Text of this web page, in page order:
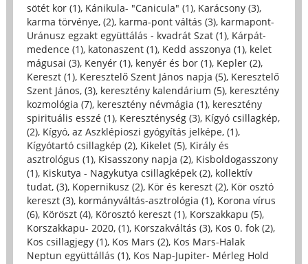
sötét kor (1), Kánikula- "Canicula" (1), Karácsony (3),
karma törvénye, (2), karma-pont váltás (3), karmapont-
Uránusz egzakt együttálás - kvadrát Szat (1), Kárpát-
medence (1), katonaszent (1), Kedd asszonya (1), kelet
mágusai (3), Kenyér (1), kenyér és bor (1), Kepler (2),
Kereszt (1), Keresztelő Szent János napja (5), Keresztelő
Szent János, (3), keresztény kalendárium (5), keresztény
kozmológia (7), keresztény névmágia (1), keresztény
spirituális esszé (1), Kereszténység (3), Kígyó csillagkép,
(2), Kígyó, az Aszklépioszi gyógyítás jelképe, (1),
Kígyótartó csillagkép (2), Kikelet (5), Király és
asztrológus (1), Kisasszony napja (2), Kisboldogasszony
(1), Kiskutya - Nagykutya csillagképek (2), kollektív
tudat, (3), Kopernikusz (2), Kör és kereszt (2), Kör osztó
kereszt (3), kormányváltás-asztrológia (1), Korona vírus
(6), Köröszt (4), Körosztó kereszt (1), Korszakkapu (5),
Korszakkapu- 2020, (1), Korszakváltás (3), Kos 0. fok (2),
Kos csillagjegy (1), Kos Mars (2), Kos Mars-Halak
Neptun együttállás (1), Kos Nap-Jupiter- Mérleg Hold